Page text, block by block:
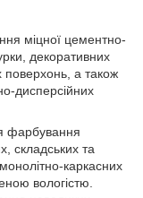
міцної цементно-
декоративних
поверхонь, а також
дисперсійних
фарбування
складських та
каркасних
вологістю.